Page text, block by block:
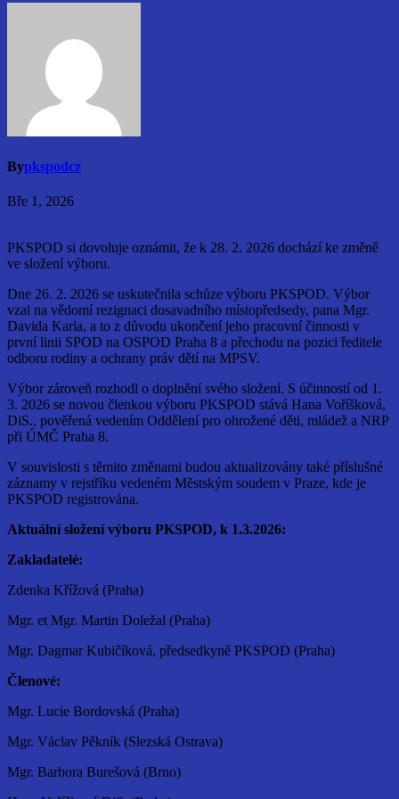
Bypkspodcz
Bře 1, 2026
PKSPOD si dovoluje oznámit, že k 28. 2. 2026 dochází ke změně
ve složení výboru.
Dne 26. 2. 2026 se uskutečnila schůze výboru PKSPOD. Výbor
vzal na vědomí rezignaci dosavadního místopředsedy, pana Mgr.
Davida Karla, a to z důvodu ukončení jeho pracovní činnosti v
první linii SPOD na OSPOD Praha 8 a přechodu na pozici ředitele
odboru rodiny a ochrany práv dětí na MPSV.
Výbor zároveň rozhodl o doplnění svého složení. S účinností od 1.
3. 2026 se novou členkou výboru PKSPOD stává Hana Voříšková,
DiS., pověřená vedením Oddělení pro ohrožené děti, mládež a NRP
při ÚMČ Praha 8.
V souvislosti s těmito změnami budou aktualizovány také příslušné
záznamy v rejstříku vedeném Městským soudem v Praze, kde je
PKSPOD registrována.
Aktuální složení výboru PKSPOD, k 1.3.2026:
Zakladatelé:
Zdenka Křížová (Praha)
Mgr. et Mgr. Martin Doležal (Praha)
Mgr. Dagmar Kubičíková, předsedkyně PKSPOD (Praha)
Členové:
Mgr. Lucie Bordovská (Praha)
Mgr. Václav Pěkník (Slezská Ostrava)
Mgr. Barbora Burešová (Brno)